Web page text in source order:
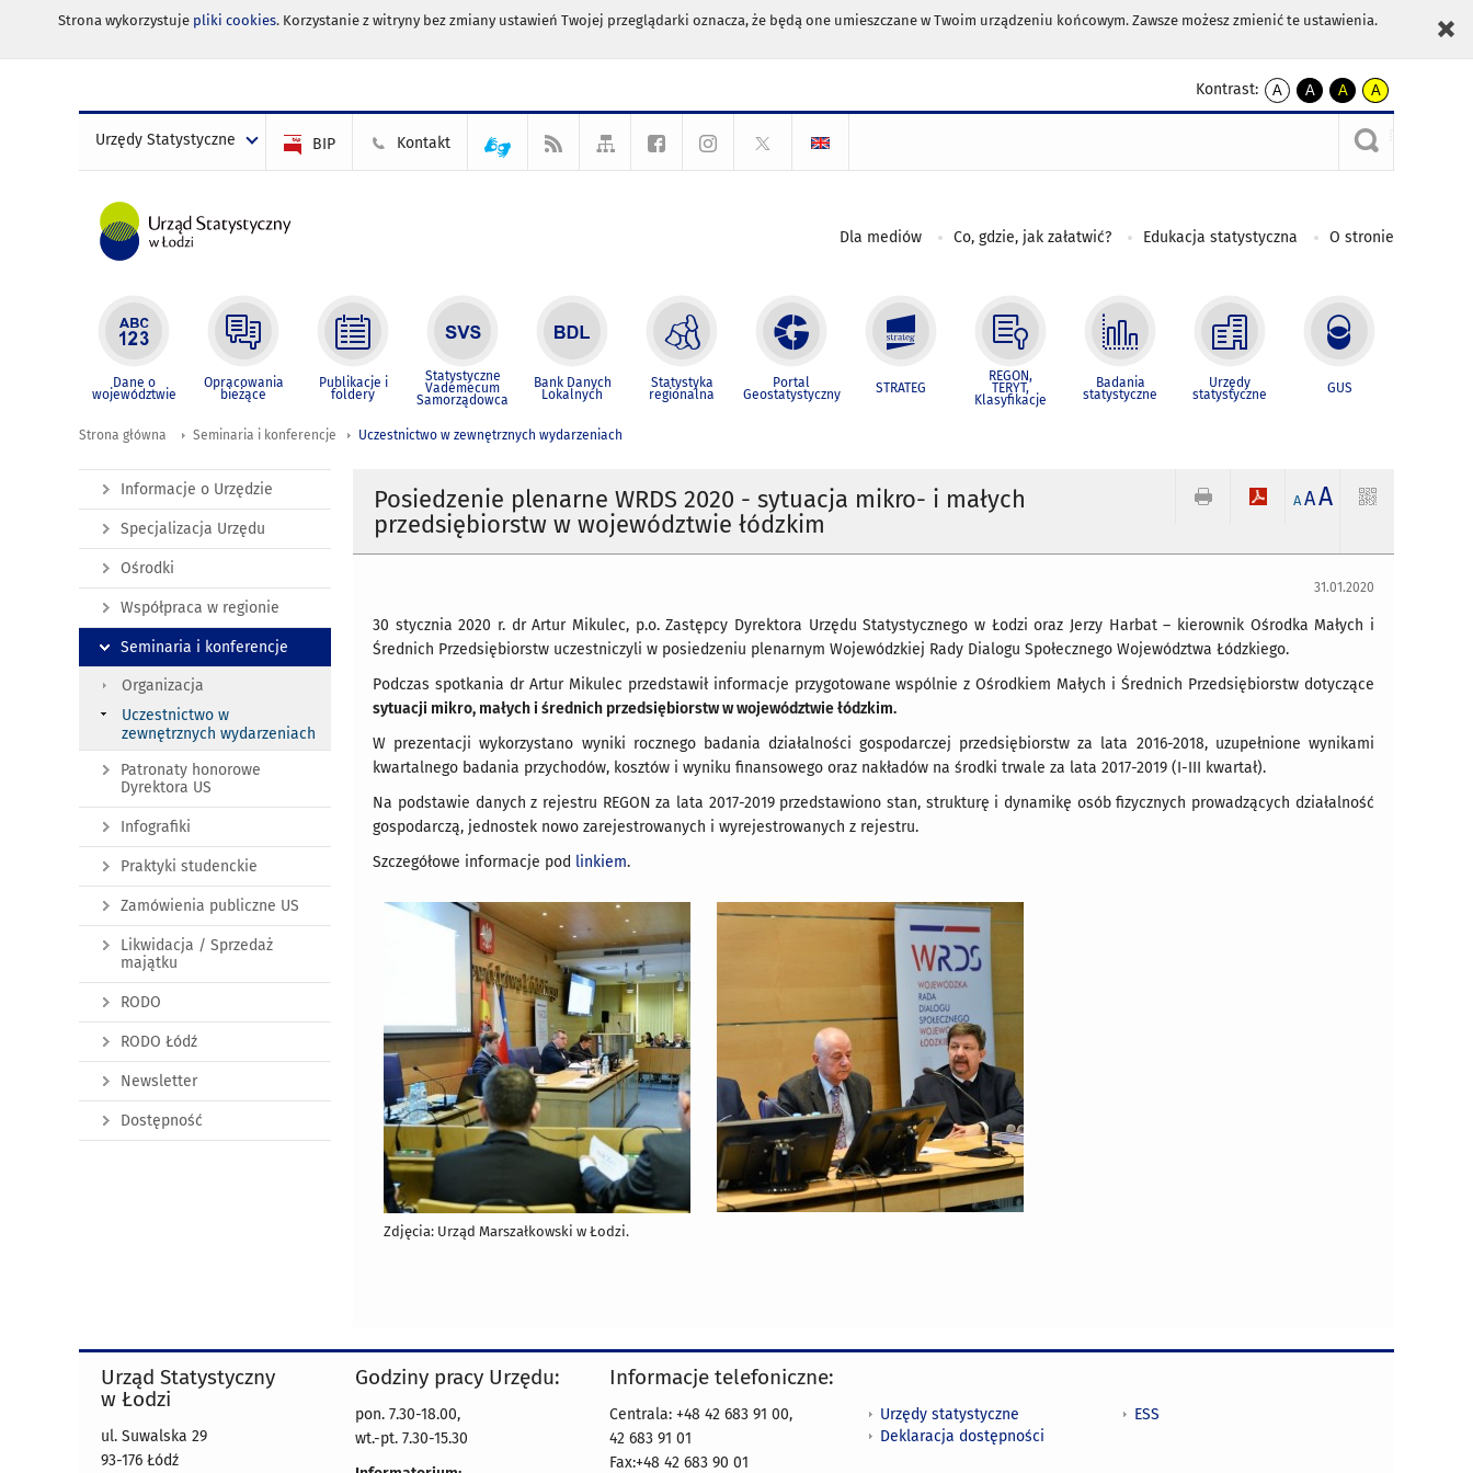
Strona wykorzystuje pliki cookies. Korzystanie z witryny bez zmiany ustawień Twojej przeglądarki oznacza, że będą one umieszczane w Twoim urządzeniu końcowym. Zawsze możesz zmienić te ustawienia.
Kontrast:
A
kontrast
A
kontrast
czarnym
A
kontrast
żółty
tekst
czarnym
A
kontrast
czarny
tekst
żółtym
Urzędy Statystyczne BIP Kontakt
Dla mediów Co, gdzie, jak załatwić? Edukacja statystyczna O stronie
Dane o
województwie
Opracowania
bieżące
Publikacje i
foldery
Statystyczne
Vademecum
Samorządowca
Bank Danych
Lokalnych
Statystyka
regionalna
Portal
Geostatystyczny STRATEG
REGON,
TERYT,
Klasyfikacje
Badania
statystyczne
Urzędy
statystyczne GUS
Strona główna Seminaria i konferencje Uczestnictwo w zewnętrznych wydarzeniach
Posiedzenie plenarne WRDS 2020 - sytuacja mikro- i małych
przedsiębiorstw w województwie łódzkim
A AA
31.01.2020
30 stycznia 2020 r. dr Artur Mikulec, p.o. Zastępcy Dyrektora Urzędu Statystycznego w Łodzi oraz Jerzy Harbat – kierownik Ośrodka Małych i
Średnich Przedsiębiorstw uczestniczyli w posiedzeniu plenarnym Wojewódzkiej Rady Dialogu Społecznego Województwa Łódzkiego.
Podczas spotkania dr Artur Mikulec przedstawił informacje przygotowane wspólnie z Ośrodkiem Małych i Średnich Przedsiębiorstw dotyczące
sytuacji mikro, małych i średnich przedsiębiorstw w województwie łódzkim.
W prezentacji wykorzystano wyniki rocznego badania działalności gospodarczej przedsiębiorstw za lata 2016-2018, uzupełnione wynikami
kwartalnego badania przychodów, kosztów i wyniku finansowego oraz nakładów na środki trwale za lata 2017-2019 (I-III kwartał).
Na podstawie danych z rejestru REGON za lata 2017-2019 przedstawiono stan, strukturę i dynamikę osób fizycznych prowadzących działalność
gospodarczą, jednostek nowo zarejestrowanych i wyrejestrowanych z rejestru.
Szczegółowe informacje pod linkiem.
Zdjęcia: Urząd Marszałkowski w Łodzi.
Informacje o Urzędzie
Specjalizacja Urzędu
Ośrodki
Współpraca w regionie
Seminaria i konferencje
Organizacja
Uczestnictwo w
zewnętrznych wydarzeniach
Patronaty honorowe
Dyrektora US
Infografiki
Praktyki studenckie
Zamówienia publiczne US
Likwidacja / Sprzedaż
majątku
RODO
RODO Łódź
Newsletter
Dostępność
Urząd Statystyczny
w Łodzi
ul. Suwalska 29
93-176 Łódź
Godziny pracy Urzędu:
pon. 7.30-18.00,
wt.-pt. 7.30-15.30
Informacje telefoniczne:
Centrala: +48 42 683 91 00,
42 683 91 01
Fax:+48 42 683 90 01
Urzędy statystyczne
Deklaracja dostępności
ESS